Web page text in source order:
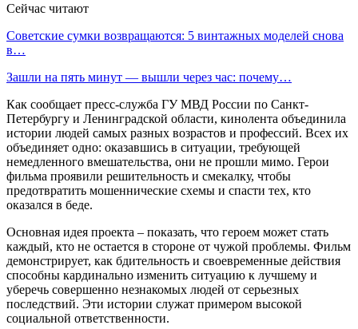
Сейчас читают
Советские сумки возвращаются: 5 винтажных моделей снова
в…
Зашли на пять минут — вышли через час: почему…
Как сообщает пресс-служба ГУ МВД России по Санкт-
Петербургу и Ленинградской области, кинолента объединила
истории людей самых разных возрастов и профессий. Всех их
объединяет одно: оказавшись в ситуации, требующей
немедленного вмешательства, они не прошли мимо. Герои
фильма проявили решительность и смекалку, чтобы
предотвратить мошеннические схемы и спасти тех, кто
оказался в беде.
Основная идея проекта – показать, что героем может стать
каждый, кто не остается в стороне от чужой проблемы. Фильм
демонстрирует, как бдительность и своевременные действия
способны кардинально изменить ситуацию к лучшему и
уберечь совершенно незнакомых людей от серьезных
последствий. Эти истории служат примером высокой
социальной ответственности.